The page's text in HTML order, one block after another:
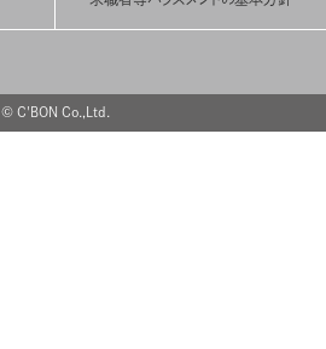
© C'BON Co.,Ltd.